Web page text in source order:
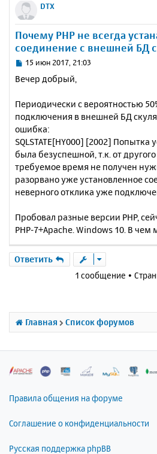
DTX
Почему PHP не всегда
соединение с внешней БД
С
о
щ
е
н
и
е
15 июн 2017, 21:03
Вечер добрый,
Периодически с вероятностью
подключения в внешней БД
ошибка:
SQLSTATE[HY000] [2002] Попытка
была безуспешной, т.к. от
требуемое время не получен
разорвано уже установленное
неверного отклика уже
Пробовал разные версии PHP,
PHP-7+Apache. Windows 10. В
Ответить
1 сообщение •
Главная Список форумов
Правила общения на форуме
Соглашение о конфиденциальности
Русская поддержка phpBB